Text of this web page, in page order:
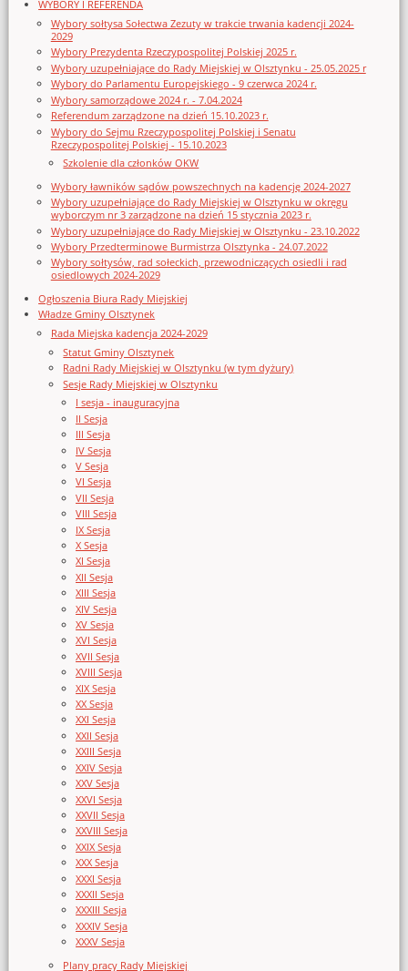
WYBORY I REFERENDA
Wybory sołtysa Sołectwa Zezuty w trakcie trwania kadencji 2024-
2029
Wybory Prezydenta Rzeczypospolitej Polskiej 2025 r.
Wybory uzupełniające do Rady Miejskiej w Olsztynku - 25.05.2025 r
Wybory do Parlamentu Europejskiego - 9 czerwca 2024 r.
Wybory samorządowe 2024 r. - 7.04.2024
Referendum zarządzone na dzień 15.10.2023 r.
Wybory do Sejmu Rzeczypospolitej Polskiej i Senatu
Rzeczypospolitej Polskiej - 15.10.2023
Szkolenie dla członków OKW
Wybory ławników sądów powszechnych na kadencję 2024-2027
Wybory uzupełniające do Rady Miejskiej w Olsztynku w okręgu
wyborczym nr 3 zarządzone na dzień 15 stycznia 2023 r.
Wybory uzupełniające do Rady Miejskiej w Olsztynku - 23.10.2022
Wybory Przedterminowe Burmistrza Olsztynka - 24.07.2022
Wybory sołtysów, rad sołeckich, przewodniczących osiedli i rad
osiedlowych 2024-2029
Ogłoszenia Biura Rady Miejskiej
Władze Gminy Olsztynek
Rada Miejska kadencja 2024-2029
Statut Gminy Olsztynek
Radni Rady Miejskiej w Olsztynku (w tym dyżury)
Sesje Rady Miejskiej w Olsztynku
I sesja - inauguracyjna
II Sesja
III Sesja
IV Sesja
V Sesja
VI Sesja
VII Sesja
VIII Sesja
IX Sesja
X Sesja
XI Sesja
XII Sesja
XIII Sesja
XIV Sesja
XV Sesja
XVI Sesja
XVII Sesja
XVIII Sesja
XIX Sesja
XX Sesja
XXI Sesja
XXII Sesja
XXIII Sesja
XXIV Sesja
XXV Sesja
XXVI Sesja
XXVII Sesja
XXVIII Sesja
XXIX Sesja
XXX Sesja
XXXI Sesja
XXXII Sesja
XXXIII Sesja
XXXIV Sesja
XXXV Sesja
Plany pracy Rady Miejskiej